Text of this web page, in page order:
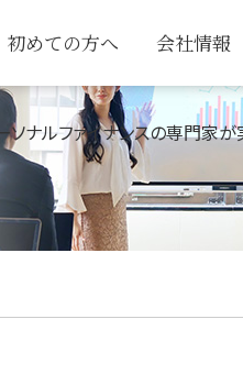
初めての方へ 会社情報
ソナルファイナンスの専門家